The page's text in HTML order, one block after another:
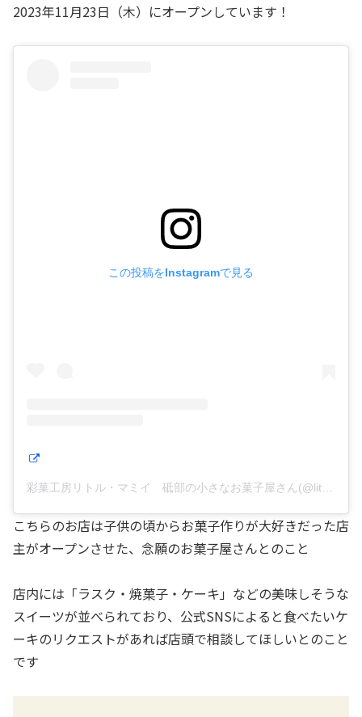
2023年11月23日（木）にオープンしています！
この投稿をInstagramで見る
彩菓工房リトル・マミイ 砥部の小さなお菓子屋さん(@little_mammy.1123)がシェアした投稿
こちらのお店は子供の頃からお菓子作りが大好きだった店
主がオープンさせた、念願のお菓子屋さんとのこと
店内には「ラスク・焼菓子・ケーキ」などの美味しそうな
スイーツが並べられており、公式SNSによると食べたいケ
ーキのリクエストがあれば店頭で相談してほしいとのこと
です